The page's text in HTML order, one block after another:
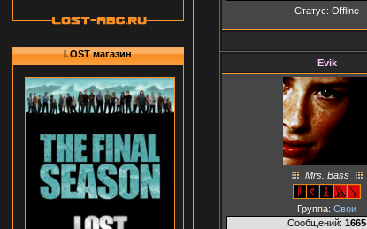
LOST магазин
Статус: Offline
Evik
Mrs. Bass
Группа: Свои
Сообщений: 1665